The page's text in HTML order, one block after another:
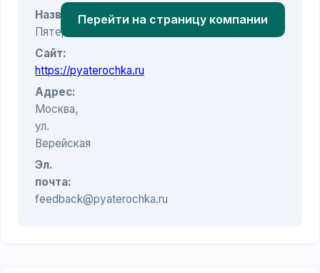
Название:
Пятерочка
Сайт:
https://pyaterochka.ru
Адрес:
Москва,
ул.
Верейская
Эл.
почта:
feedback@pyaterochka.ru
Перейти на страницу компании